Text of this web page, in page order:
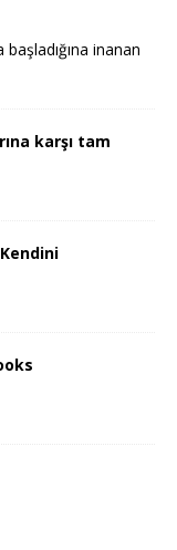
inanan
karşı tam